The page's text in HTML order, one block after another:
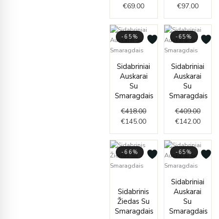
€69.00 €97.00
-65%
Sidabriniai
Auskarai
Su
Smaragdais
€418.00
price
was:
€418.00.
€145.00
price
is:
€145.00.
-65%
Sidabriniai
Auskarai
Su
Smaragdais
€409.00
price
was:
€142.00
price
is:
-66%
Sidabrinis
Žiedas Su
Smaragdais
was:
€244.00.
is:
€84.00.
-65%
Sidabriniai
Auskarai
Su
Smaragdais
price
was:
price
is: